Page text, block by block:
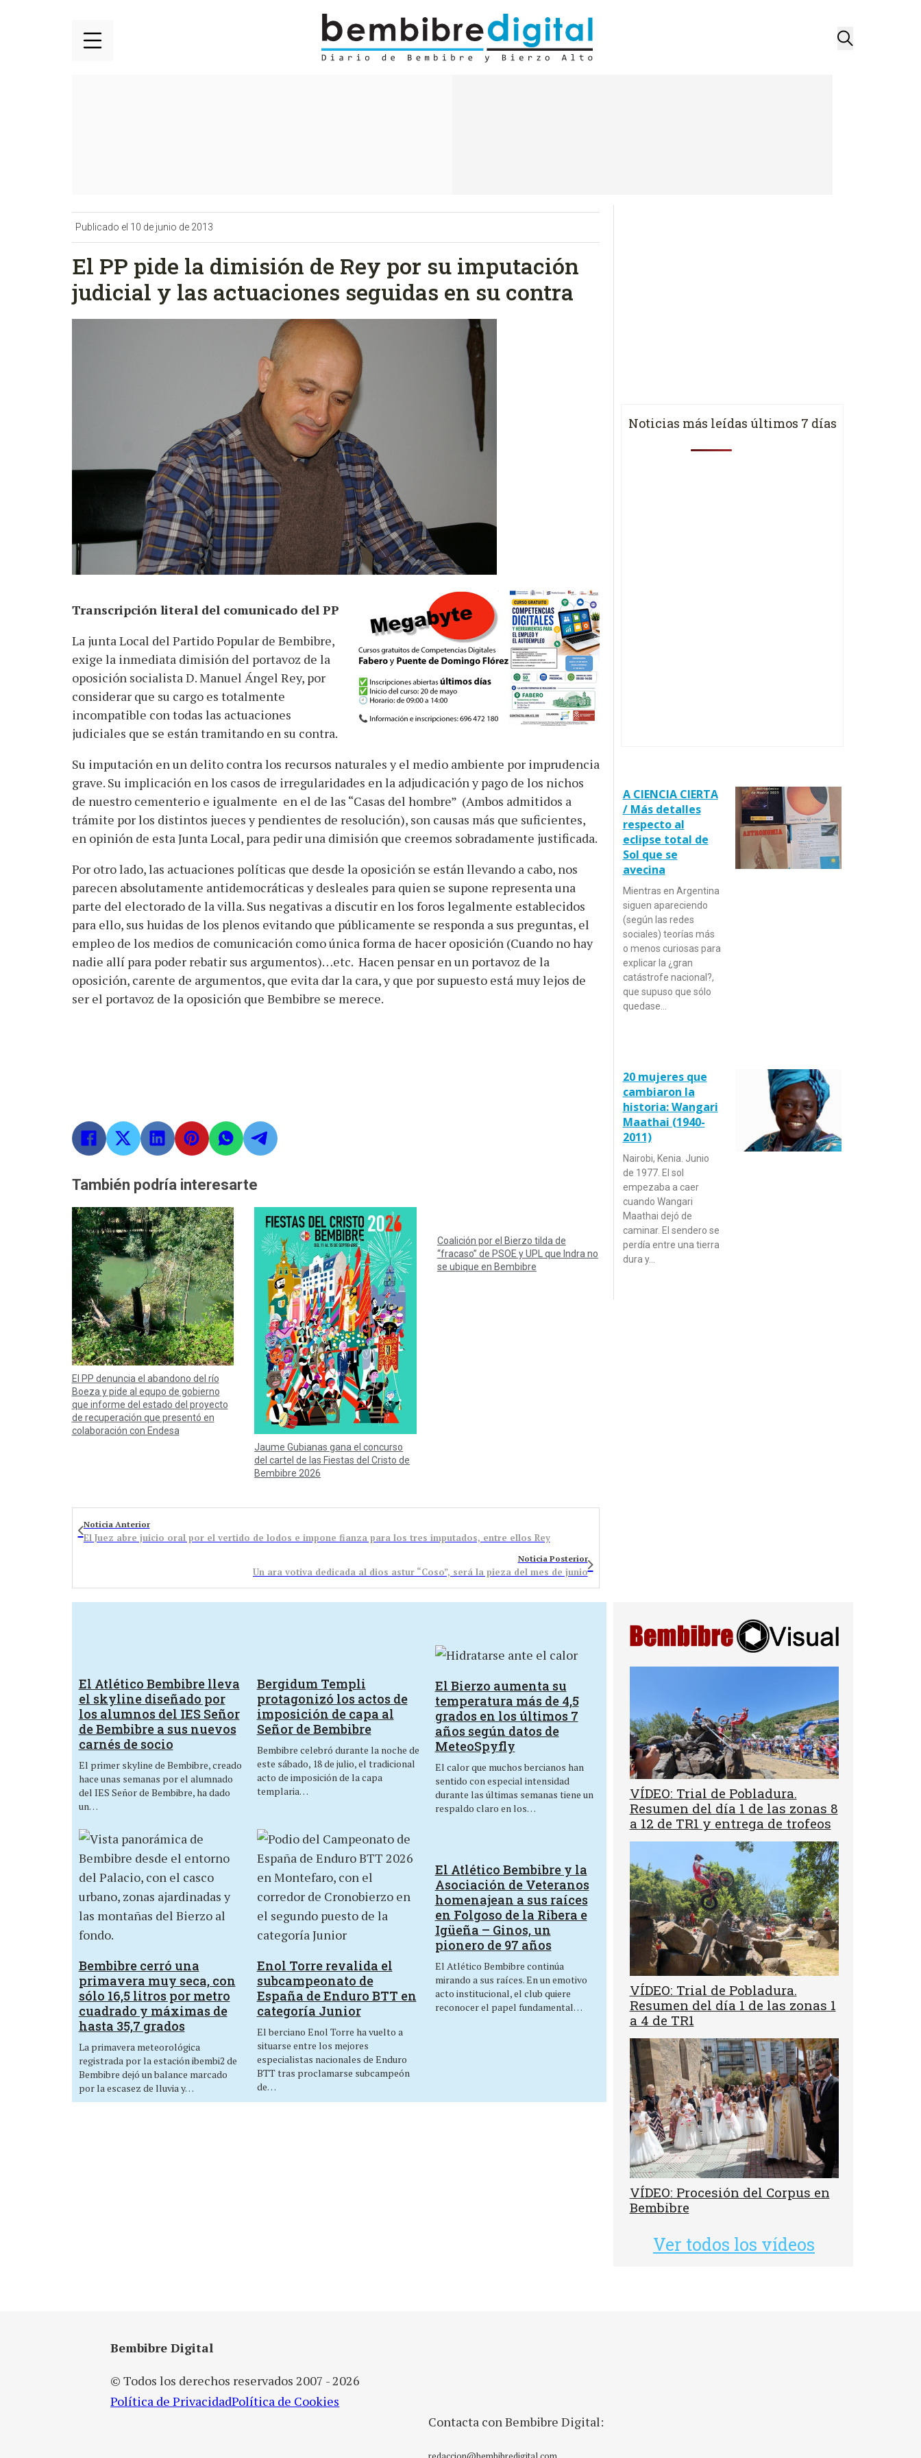
Publicado el 10 de junio de 2013
El PP pide la dimisión de Rey por su imputación
judicial y las actuaciones seguidas en su contra
Transcripción literal del comunicado del PP
La junta Local del Partido Popular de Bembibre,
exige la inmediata dimisión del portavoz de la
oposición socialista D. Manuel Ángel Rey, por
considerar que su cargo es totalmente
incompatible con todas las actuaciones
judiciales que se están tramitando en su contra.
Su imputación en un delito contra los recursos naturales y el medio ambiente por imprudencia
grave. Su implicación en los casos de irregularidades en la adjudicación y pago de los nichos
de nuestro cementerio e igualmente en el de las “Casas del hombre” (Ambos admitidos a
trámite por los distintos jueces y pendientes de resolución), son causas más que suficientes,
en opinión de esta Junta Local, para pedir una dimisión que creemos sobradamente justificada.
Por otro lado, las actuaciones políticas que desde la oposición se están llevando a cabo, nos
parecen absolutamente antidemocráticas y desleales para quien se supone representa una
parte del electorado de la villa. Sus negativas a discutir en los foros legalmente establecidos
para ello, sus huidas de los plenos evitando que públicamente se responda a sus preguntas, el
empleo de los medios de comunicación como única forma de hacer oposición (Cuando no hay
nadie allí para poder rebatir sus argumentos)…etc. Hacen pensar en un portavoz de la
oposición, carente de argumentos, que evita dar la cara, y que por supuesto está muy lejos de
ser el portavoz de la oposición que Bembibre se merece.
También podría interesarte
El PP denuncia el abandono del río
Boeza y pide al equpo de gobierno
que informe del estado del proyecto
de recuperación que presentó en
colaboración con Endesa
Jaume Gubianas gana el concurso
del cartel de las Fiestas del Cristo de
Bembibre 2026
Coalición por el Bierzo tilda de
“fracaso” de PSOE y UPL que Indra no
se ubique en Bembibre
Noticia Anterior
El Juez abre juicio oral por el vertido de lodos e impone fianza para los tres imputados, entre ellos Rey
Noticia Posterior
Un ara votiva dedicada al dios astur “Coso”, será la pieza del mes de junio
Noticias más leídas últimos 7 días
A CIENCIA CIERTA
/ Más detalles
respecto al
eclipse total de
Sol que se
avecina
Mientras en Argentina
siguen apareciendo
(según las redes
sociales) teorías más
o menos curiosas para
explicar la ¿gran
catástrofe nacional?,
que supuso que sólo
quedase…
20 mujeres que
cambiaron la
historia: Wangari
Maathai (1940-
2011)
Nairobi, Kenia. Junio
de 1977. El sol
empezaba a caer
cuando Wangari
Maathai dejó de
caminar. El sendero se
perdía entre una tierra
dura y…
El Atlético Bembibre lleva
el skyline diseñado por
los alumnos del IES Señor
de Bembibre a sus nuevos
carnés de socio
El primer skyline de Bembibre, creado
hace unas semanas por el alumnado
del IES Señor de Bembibre, ha dado
un…
Bergidum Templi
protagonizó los actos de
imposición de capa al
Señor de Bembibre
Bembibre celebró durante la noche de
este sábado, 18 de julio, el tradicional
acto de imposición de la capa
templaria…
El Bierzo aumenta su
temperatura más de 4,5
grados en los últimos 7
años según datos de
MeteoSpyfly
El calor que muchos bercianos han
sentido con especial intensidad
durante las últimas semanas tiene un
respaldo claro en los…
Bembibre cerró una
primavera muy seca, con
sólo 16,5 litros por metro
cuadrado y máximas de
hasta 35,7 grados
La primavera meteorológica
registrada por la estación ibembi2 de
Bembibre dejó un balance marcado
por la escasez de lluvia y…
Enol Torre revalida el
subcampeonato de
España de Enduro BTT en
categoría Junior
El berciano Enol Torre ha vuelto a
situarse entre los mejores
especialistas nacionales de Enduro
BTT tras proclamarse subcampeón
de…
El Atlético Bembibre y la
Asociación de Veteranos
homenajean a sus raíces
en Folgoso de la Ribera e
Igüeña – Ginos, un
pionero de 97 años
El Atlético Bembibre continúa
mirando a sus raíces. En un emotivo
acto institucional, el club quiere
reconocer el papel fundamental…
VÍDEO: Trial de Pobladura.
Resumen del día 1 de las zonas 8
a 12 de TR1 y entrega de trofeos
VÍDEO: Trial de Pobladura.
Resumen del día 1 de las zonas 1
a 4 de TR1
VÍDEO: Procesión del Corpus en
Bembibre
Ver todos los vídeos
Bembibre Digital
© Todos los derechos reservados 2007 - 2026
Política de PrivacidadPolítica de Cookies
Contacta con Bembibre Digital: